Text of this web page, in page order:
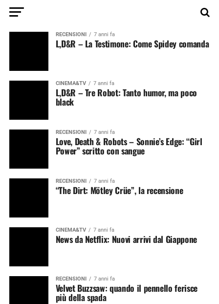
RECENSIONI 7 anni fa
L,D&R – La Testimone: Come Spidey comanda
CINEMA&TV 7 anni fa
L,D&R – Tre Robot: Tanto humor, ma poco
black
RECENSIONI 7 anni fa
Love, Death & Robots – Sonnie’s Edge: “Girl
Power” scritto con sangue
RECENSIONI 7 anni fa
“The Dirt: Mötley Crüe”, la recensione
CINEMA&TV 7 anni fa
News da Netflix: Nuovi arrivi dal Giappone
RECENSIONI 7 anni fa
Velvet Buzzsaw: quando il pennello ferisce
più della spada